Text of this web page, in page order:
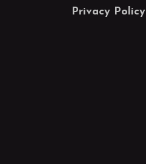
Privacy Policy